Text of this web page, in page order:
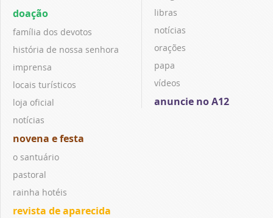
doação
família dos devotos
história de nossa senhora
imprensa
locais turísticos
loja oficial
notícias
novena e festa
o santuário
pastoral
rainha hotéis
revista de aparecida
libras
notícias
orações
papa
vídeos
anuncie no A12